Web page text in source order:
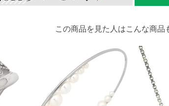
この商品を見た人はこんな商品